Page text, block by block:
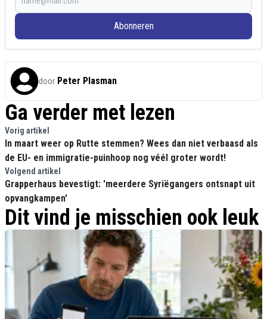
Abonneren
door Peter Plasman
Ga verder met lezen
Vorig artikel
In maart weer op Rutte stemmen? Wees dan niet verbaasd als
de EU- en immigratie-puinhoop nog véél groter wordt!
Volgend artikel
Grapperhaus bevestigt: 'meerdere Syriëgangers ontsnapt uit
opvangkampen'
Dit vind je misschien ook leuk